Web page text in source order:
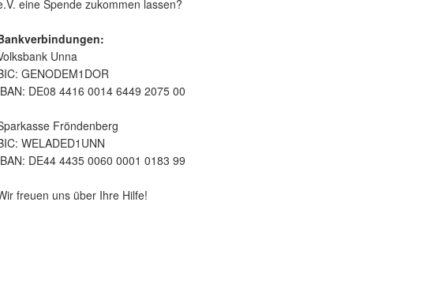
eine Spende zukommen lassen?
Unna
GENODEM1DOR
DE08 4416 0014 6449 2075 00
Fröndenberg
WELADED1UNN
DE44 4435 0060 0001 0183 99
freuen uns über Ihre Hilfe!